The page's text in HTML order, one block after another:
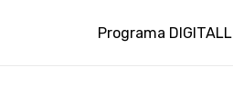
Programa DIGITALL